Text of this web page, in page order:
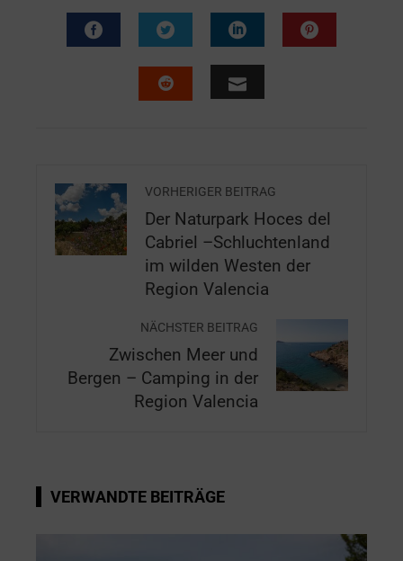
VORHERIGER BEITRAG
Der Naturpark Hoces del
Cabriel –Schluchtenland
im wilden Westen der
Region Valencia
NÄCHSTER BEITRAG
Zwischen Meer und
Bergen – Camping in der
Region Valencia
VERWANDTE BEITRÄGE